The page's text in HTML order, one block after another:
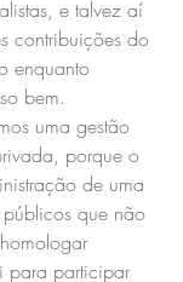
e talvez aí
contribuições do
enquanto
bem.
uma gestão
porque o
de uma
públicos que não
para participar